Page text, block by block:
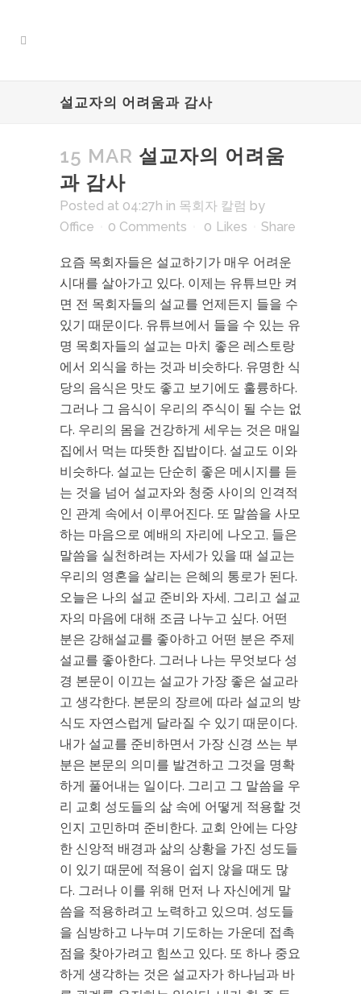
설교자의 어려움과 감사
15 MAR 설교자의 어려움
과 감사
Posted at 04:27h in 목회자 칼럼 by
Office
0 Comments 0 Likes Share
요즘 목회자들은 설교하기가 매우 어려운
시대를 살아가고 있다. 이제는 유튜브만 켜
면 전 목회자들의 설교를 언제든지 들을 수
있기 때문이다. 유튜브에서 들을 수 있는 유
명 목회자들의 설교는 마치 좋은 레스토랑
에서 외식을 하는 것과 비슷하다. 유명한 식
당의 음식은 맛도 좋고 보기에도 훌륭하다.
그러나 그 음식이 우리의 주식이 될 수는 없
다. 우리의 몸을 건강하게 세우는 것은 매일
집에서 먹는 따뜻한 집밥이다. 설교도 이와
비슷하다. 설교는 단순히 좋은 메시지를 듣
는 것을 넘어 설교자와 청중 사이의 인격적
인 관계 속에서 이루어진다. 또 말씀을 사모
하는 마음으로 예배의 자리에 나오고, 들은
말씀을 실천하려는 자세가 있을 때 설교는
우리의 영혼을 살리는 은혜의 통로가 된다.
오늘은 나의 설교 준비와 자세, 그리고 설교
자의 마음에 대해 조금 나누고 싶다. 어떤
분은 강해설교를 좋아하고 어떤 분은 주제
설교를 좋아한다. 그러나 나는 무엇보다 성
경 본문이 이끄는 설교가 가장 좋은 설교라
고 생각한다. 본문의 장르에 따라 설교의 방
식도 자연스럽게 달라질 수 있기 때문이다.
내가 설교를 준비하면서 가장 신경 쓰는 부
분은 본문의 의미를 발견하고 그것을 명확
하게 풀어내는 일이다. 그리고 그 말씀을 우
리 교회 성도들의 삶 속에 어떻게 적용할 것
인지 고민하며 준비한다. 교회 안에는 다양
한 신앙적 배경과 삶의 상황을 가진 성도들
이 있기 때문에 적용이 쉽지 않을 때도 많
다. 그러나 이를 위해 먼저 나 자신에게 말
씀을 적용하려고 노력하고 있으며, 성도들
을 심방하고 나누며 기도하는 가운데 접촉
점을 찾아가려고 힘쓰고 있다. 또 하나 중요
하게 생각하는 것은 설교자가 하나님과 바